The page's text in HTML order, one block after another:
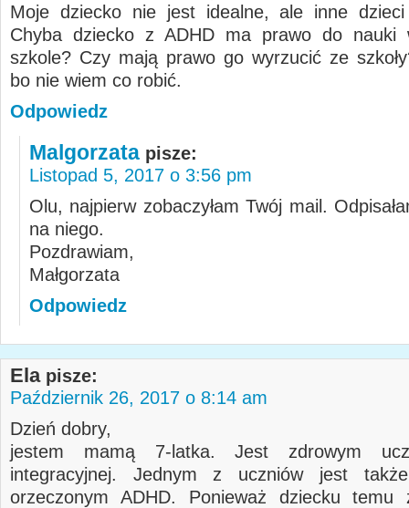
Moje dziecko nie jest idealne, ale inne
Chyba dziecko z ADHD ma prawo do nauki
szkole? Czy mają prawo go wyrzucić ze
bo nie wiem co robić.
Odpowiedz
Malgorzata pisze:
Listopad 5, 2017 o 3:56 pm
Olu, najpierw zobaczyłam Twój mail.
na niego.
Pozdrawiam,
Małgorzata
Odpowiedz
Ela pisze:
Październik 26, 2017 o 8:14 am
Dzień dobry,
jestem mamą 7-latka. Jest zdrowym
integracyjnej. Jednym z uczniów jest
orzeczonym ADHD. Ponieważ dziecku temu